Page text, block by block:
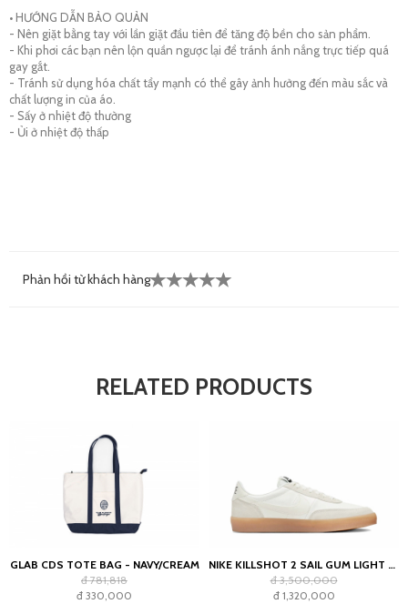
• HƯỚNG DẪN BẢO QUẢN
- Nên giặt bằng tay với lần giặt đầu tiên để tăng độ bền cho sản phẩm.
- Khi phơi các bạn nên lộn quần ngược lại để tránh ánh nắng trực tiếp quá
gay gắt.
- Tránh sử dụng hóa chất tẩy mạnh có thể gây ảnh hưởng đến màu sắc và
chất lượng in của áo.
- Sấy ở nhiệt độ thường
- Ủi ở nhiệt độ thấp
Phản hồi từ khách hàng
RELATED PRODUCTS
GLAB CDS TOTE BAG - NAVY/CREAM
đ 781,818
đ 330,000
NIKE KILLSHOT 2 SAIL GUM LIGHT OREWOOD BROWN (WOMEN'S)
đ 3,500,000
đ 1,320,000